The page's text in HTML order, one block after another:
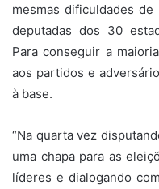
mesmas dificuldades de
deputadas dos 30
Para conseguir a
aos partidos e
à base.
“Na quarta vez
uma chapa para as
líderes e dialogando